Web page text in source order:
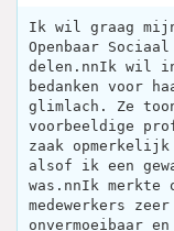
Ik wil graag
Openbaar
delen.nnIk wil
bedanken voor
glimlach. Ze
voorbeeldige
zaak
alsof ik een
was.nnIk merkte
medewerkers
onvermoeibaar